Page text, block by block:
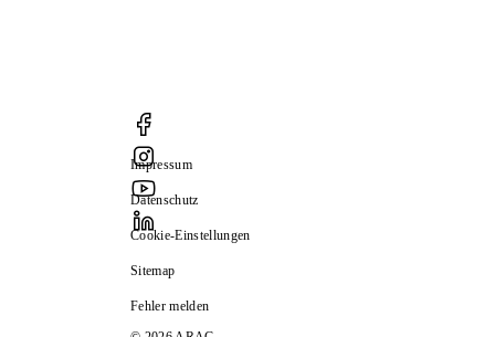
Impressum
Datenschutz
Cookie-Einstellungen
Sitemap
Fehler melden